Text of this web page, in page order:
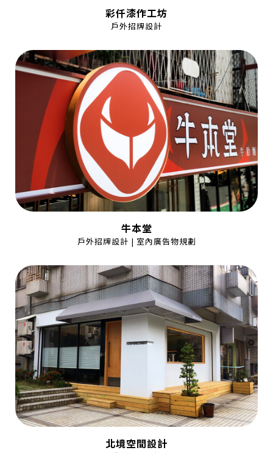
彩仟漆作工坊
戶外招牌設計
牛本堂
戶外招牌設計 | 室內廣告物規劃
北境空間設計